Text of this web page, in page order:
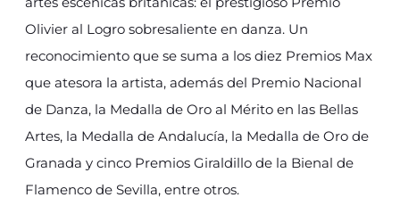
Olivier al Logro sobresaliente en danza. Un
reconocimiento que se suma a los diez Premios Max
que atesora la artista, además del Premio Nacional
de Danza, la Medalla de Oro al Mérito en las Bellas
Artes, la Medalla de Andalucía, la Medalla de Oro de
Granada y cinco Premios Giraldillo de la Bienal de
Flamenco de Sevilla, entre otros.